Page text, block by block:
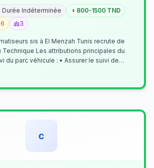
Durée Indéterminée
800-1500 TND
3
sis à El Menzah Tunis recrute de
Technique Les attributions principales du
du parc véhicule : • Assurer le suivi de
c